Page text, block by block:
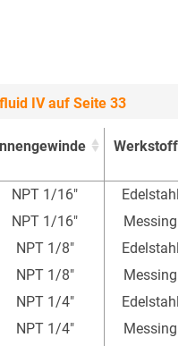
IV auf Seite 33
Werkstoff
Innengewinde Werkstoff
NPT 1/16"
Edelstahl
NPT 1/16"
Messing
NPT 1/8"
Edelstahl
NPT 1/8"
Messing
NPT 1/4"
Edelstahl
NPT 1/4"
Messing